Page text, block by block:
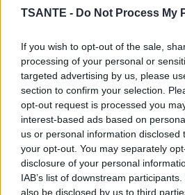
TSANTE - Do Not Process My
If you wish to opt-out of the sale,
processing of your personal or
targeted advertising by us, please
section to confirm your selection.
opt-out request is processed you
interest-based ads based on
us or personal information disclosed
your opt-out. You may separately
disclosure of your personal
IAB’s list of downstream
also be disclosed by us to third
Les stylistes utilisent souvent le
volume de manière élégante.
une chemise sous un pull ;
une veste structurée ;
un cardigan long ;
ou un trench légèrement
Ces superpositions permettent de
Les couleurs claires et les
Les vêtements foncés ont
la silhouette. Pour paraître plus